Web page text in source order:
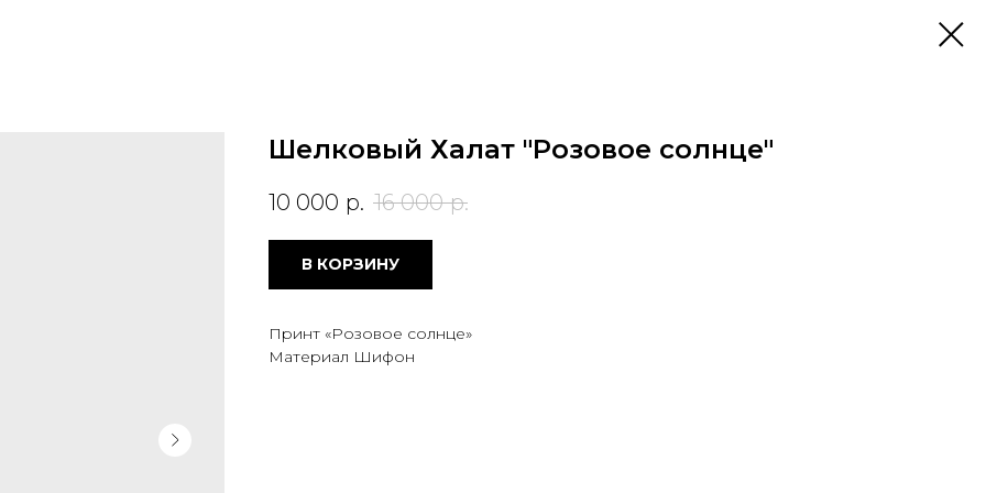
Шелковый Халат "Розовое солнце"
10 000 р. 16 000 р.
В КОРЗИНУ
Принт «Розовое солнце»
Материал Шифон